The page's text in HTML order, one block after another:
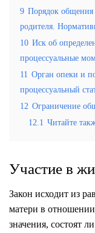
9 Порядок
родителя.
10 Иск об
процессуальные
11 Орган опеки и
процессуальный
12 Ограничение
12.1 Читайте
Участие в
Закон исходит из
матери в
значения, состоят